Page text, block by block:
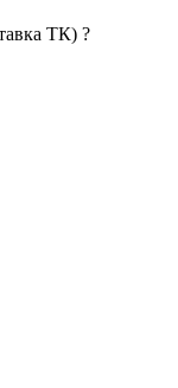
ТК) ?